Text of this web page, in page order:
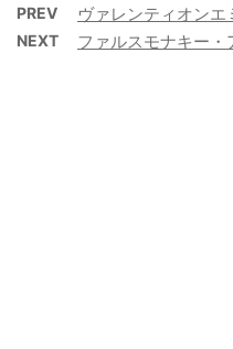
PREV ヴァレンティオン
NEXT ファルスモナキー・